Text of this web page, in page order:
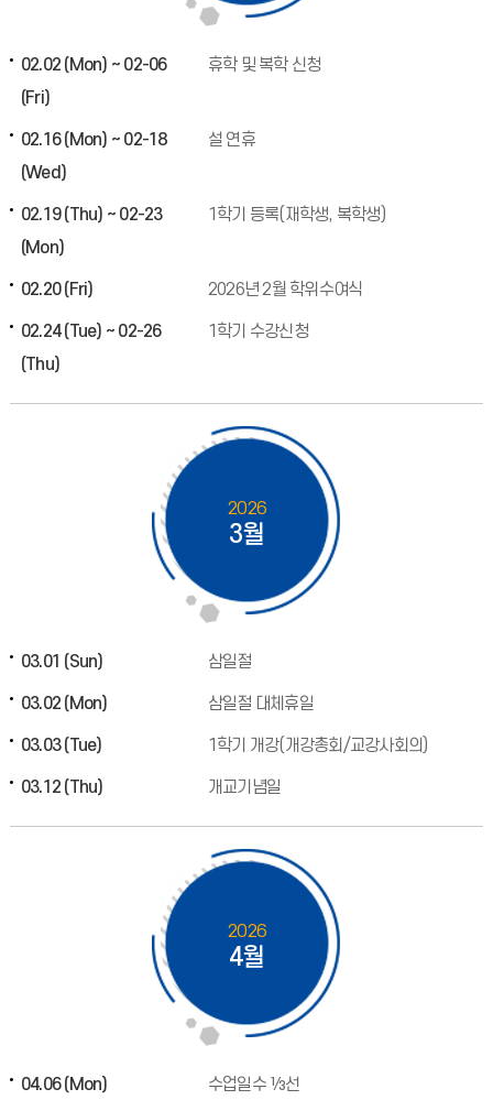
02.02 (Mon) ~ 02-06
(Fri)
휴학 및 복학 신청
02.16 (Mon) ~ 02-18
(Wed)
설 연휴
02.19 (Thu) ~ 02-23
(Mon)
1학기 등록(재학생, 복학생)
02.20 (Fri) 2026년 2월 학위수여식
02.24 (Tue) ~ 02-26
(Thu)
1학기 수강신청
2026
3월
03.01 (Sun) 삼일절
03.02 (Mon) 삼일절 대체휴일
03.03 (Tue) 1학기 개강(개강총회/교강사회의)
03.12 (Thu) 개교기념일
2026
4월
04.06 (Mon) 수업일수 ⅓선